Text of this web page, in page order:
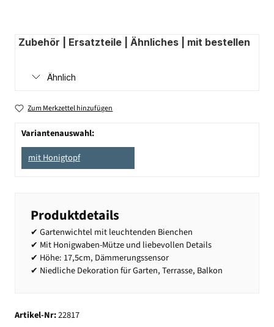
Zubehör | Ersatzteile | Ähnliches | mit bestellen
Ähnlich
Zum Merkzettel hinzufügen
Variantenauswahl:
mit Honigtopf
Produktdetails
✔ Gartenwichtel mit leuchtenden Bienchen
✔ Mit Honigwaben-Mütze und liebevollen Details
✔ Höhe: 17,5cm, Dämmerungssensor
✔ Niedliche Dekoration für Garten, Terrasse, Balkon
Artikel-Nr:22817